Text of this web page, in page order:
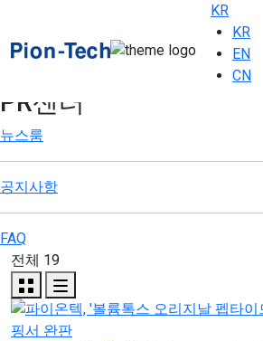
KR
KR
EN
CN
PR센터
뉴스룸
공지사항
FAQ
전체 19